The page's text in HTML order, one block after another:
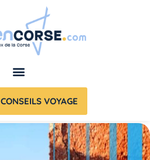
CONSEILS VOYAGE